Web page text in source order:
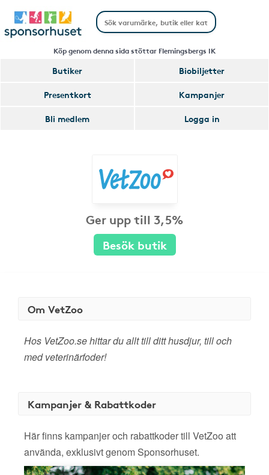
Köp genom denna sida stöttar Flemingsbergs IK
Butiker
Biobiljetter
Presentkort
Kampanjer
Bli medlem
Logga in
Ger upp till 3,5%
Besök butik
Om VetZoo
Hos VetZoo.se hittar du allt till ditt husdjur, till och
med veterinärfoder!
Kampanjer & Rabattkoder
Här finns kampanjer och rabattkoder till VetZoo att
använda, exklusivt genom Sponsorhuset.